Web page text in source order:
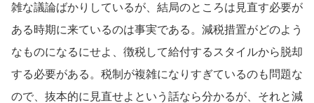
雑な議論ばかりしているが、結局のところは見直す必要が
ある時期に来ているのは事実である。減税措置がどのよう
なものになるにせよ、徴税して給付するスタイルから脱却
する必要がある。税制が複雑になりすぎているのも問題な
ので、抜本的に見直せよという話なら分かるが、それと減